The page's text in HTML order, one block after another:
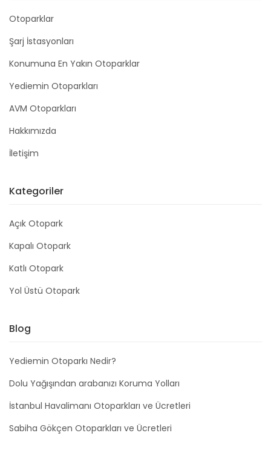
Otoparklar
Şarj İstasyonları
Konumuna En Yakın Otoparklar
Yediemin Otoparkları
AVM Otoparkları
Hakkımızda
İletişim
Kategoriler
Açık Otopark
Kapalı Otopark
Katlı Otopark
Yol Üstü Otopark
Blog
Yediemin Otoparkı Nedir?
Dolu Yağışından arabanızı Koruma Yolları
İstanbul Havalimanı Otoparkları ve Ücretleri
Sabiha Gökçen Otoparkları ve Ücretleri